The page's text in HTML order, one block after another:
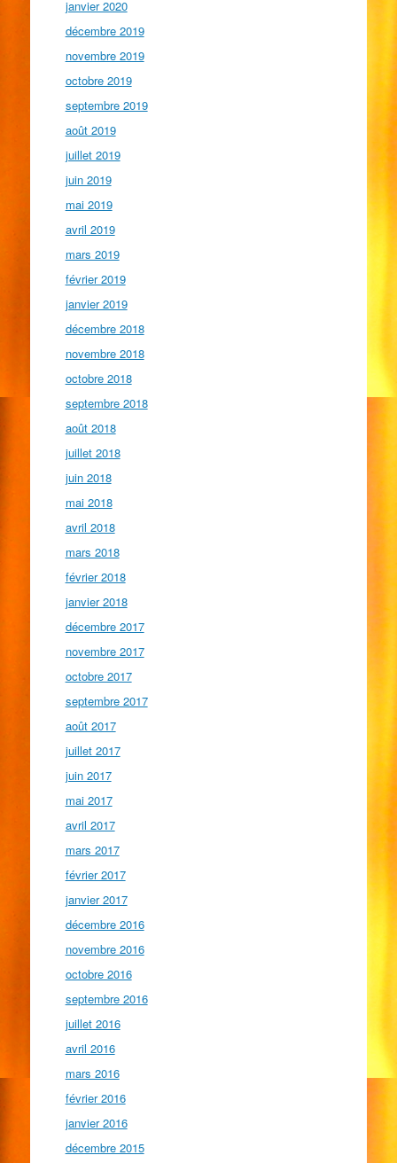
janvier 2020
décembre 2019
novembre 2019
octobre 2019
septembre 2019
août 2019
juillet 2019
juin 2019
mai 2019
avril 2019
mars 2019
février 2019
janvier 2019
décembre 2018
novembre 2018
octobre 2018
septembre 2018
août 2018
juillet 2018
juin 2018
mai 2018
avril 2018
mars 2018
février 2018
janvier 2018
décembre 2017
novembre 2017
octobre 2017
septembre 2017
août 2017
juillet 2017
juin 2017
mai 2017
avril 2017
mars 2017
février 2017
janvier 2017
décembre 2016
novembre 2016
octobre 2016
septembre 2016
juillet 2016
avril 2016
mars 2016
février 2016
janvier 2016
décembre 2015